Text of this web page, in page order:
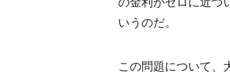
いうのだ。
この問題について、